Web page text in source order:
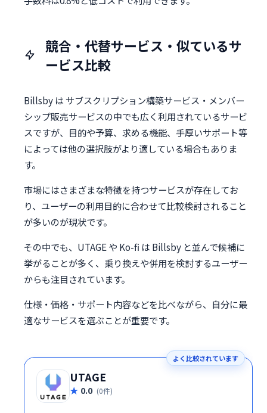
競合・代替サービス・似ているサ
ービス比較
Billsby は サブスクリプション構築サービス・メンバー
シップ販売サービスの中でも広く利用されているサービ
スですが、目的や予算、求める機能、手厚いサポート等
によっては他の選択肢がより適している場合もありま
す。
市場にはさまざまな特徴を持つサービスが存在してお
り、ユーザーの利用目的に合わせて比較検討されること
が多いのが現状です。
その中でも、UTAGE や Ko-fi は Billsby と並んで候補に
挙がることが多く、乗り換えや併用を検討するユーザー
からも注目されています。
仕様・価格・サポート内容などを比べながら、自分に最
適なサービスを選ぶことが重要です。
よく比較されています
UTAGE
0.0 (0件)